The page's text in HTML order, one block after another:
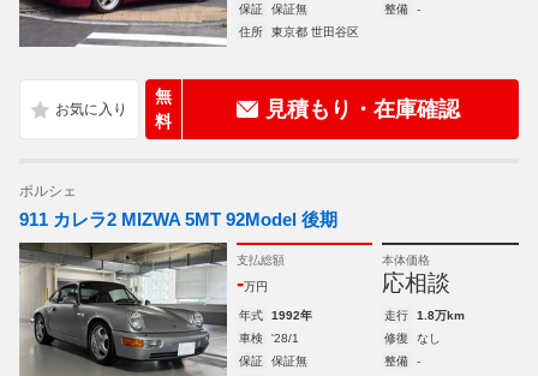
保証
保証無 整備
-
住所
東京都 世田谷区
無
料
見積もり・在庫確認
ポルシェ
911 カレラ2 MIZWA 5MT 92Model 後期
支払総額
-万円
本体価格
応相談
年式 1992年 走行
1.8万km
車検
'28/1 修復
なし
保証
保証無 整備
-